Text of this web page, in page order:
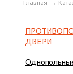
Главная →
ДВЕРИ